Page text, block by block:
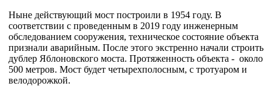
Ныне действующий мост построили в 1954 году. В
соответствии с проведенным в 2019 году инженерным
обследованием сооружения, техническое состояние объекта
признали аварийным. После этого экстренно начали строить
дублер Яблоновского моста. Протяженность объекта - около
500 метров. Мост будет четырехполосным, с тротуаром и
велодорожкой.